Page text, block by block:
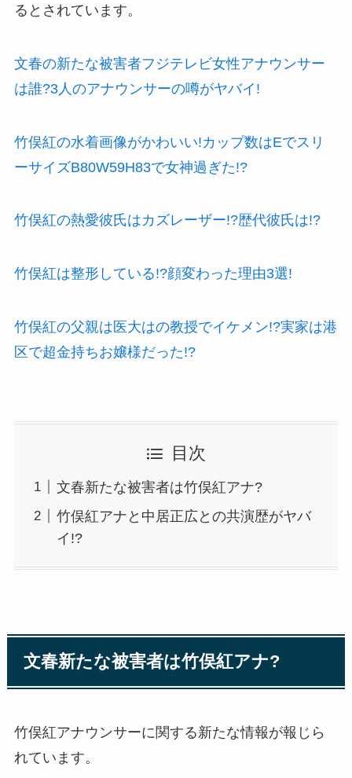
るとされています。
文春の新たな被害者フジテレビ女性アナウンサー
は誰?3人のアナウンサーの噂がヤバイ!
竹俣紅の水着画像がかわいい!カップ数はEでスリ
ーサイズB80W59H83で女神過ぎた!?
竹俣紅の熱愛彼氏はカズレーザー!?歴代彼氏は!?
竹俣紅は整形している!?顔変わった理由3選!
竹俣紅の父親は医大はの教授でイケメン!?実家は港
区で超金持ちお嬢様だった!?
目次
文春新たな被害者は竹俣紅アナ?
竹俣紅アナと中居正広との共演歴がヤバ
イ!?
文春新たな被害者は竹俣紅アナ?
竹俣紅アナウンサーに関する新たな情報が報じら
れています。